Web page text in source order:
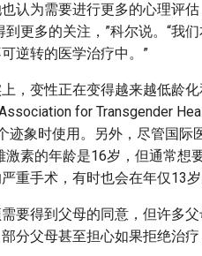
认为需要进行更多的心理评
更多的关注，”科尔说。“我
逆转的医学治疗中。”
，变性正在变得越来越低龄
for Transgender
迹象时使用。另外，尽管国际
素的年龄是16岁，但通常想
重手术，有时也会在年仅13岁
要得到父母的同意，但许多
分父母甚至担心如果拒绝治疗